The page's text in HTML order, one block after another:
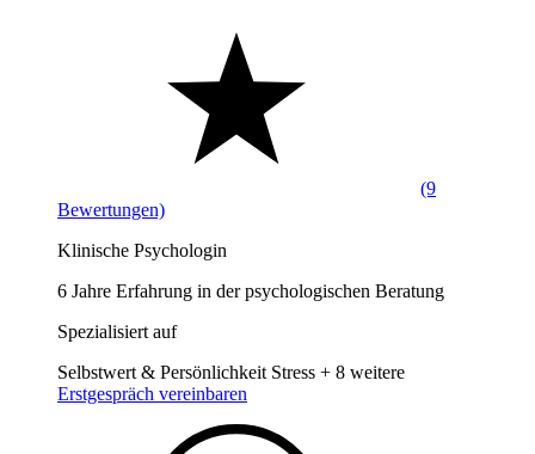
(9
Bewertungen)
Klinische Psychologin
6 Jahre Erfahrung in der psychologischen Beratung
Spezialisiert auf
Selbstwert & Persönlichkeit Stress + 8 weitere
Erstgespräch vereinbaren